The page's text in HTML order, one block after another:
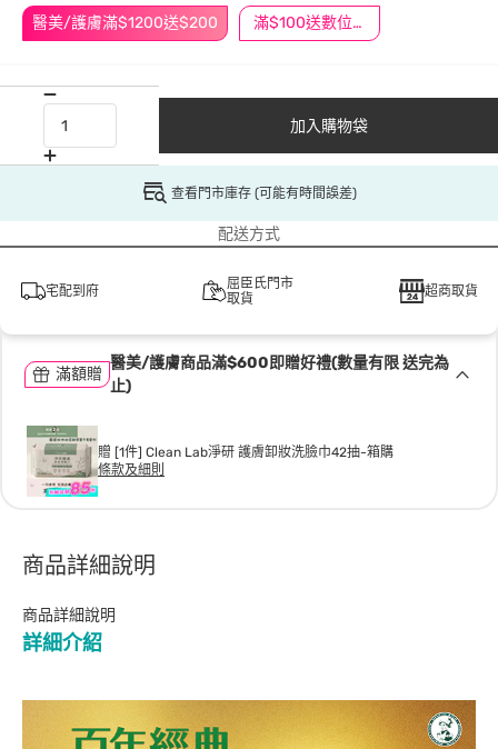
醫美/護膚滿$1200送$200 滿$100送數位印花
加入購物袋
查看門市庫存 (可能有時間誤差)
配送方式
宅配到府
屈臣氏門市
取貨
超商取貨
滿額贈
醫美/護膚商品滿$600即贈好禮(數量有限 送完為
止)
贈 [1件] Clean Lab淨研 護膚卸妝洗臉巾42抽-箱購
條款及細則
商品詳細說明
商品詳細說明
詳細介紹